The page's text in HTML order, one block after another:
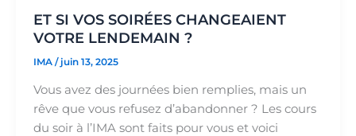
ET SI VOS SOIRÉES CHANGEAIENT
VOTRE LENDEMAIN ?
IMA / juin 13, 2025
Vous avez des journées bien remplies, mais un
rêve que vous refusez d’abandonner ? Les cours
du soir à l’IMA sont faits pour vous et voici